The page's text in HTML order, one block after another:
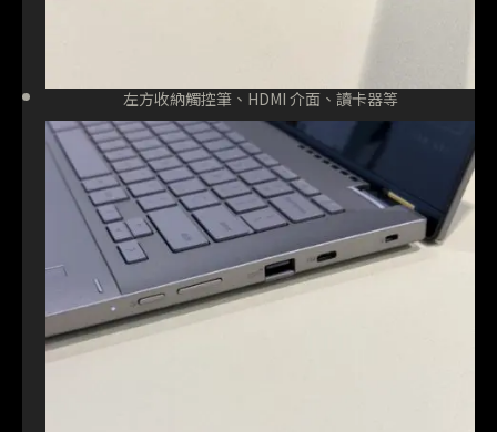
左方收納觸控筆、HDMI 介面、讀卡器等